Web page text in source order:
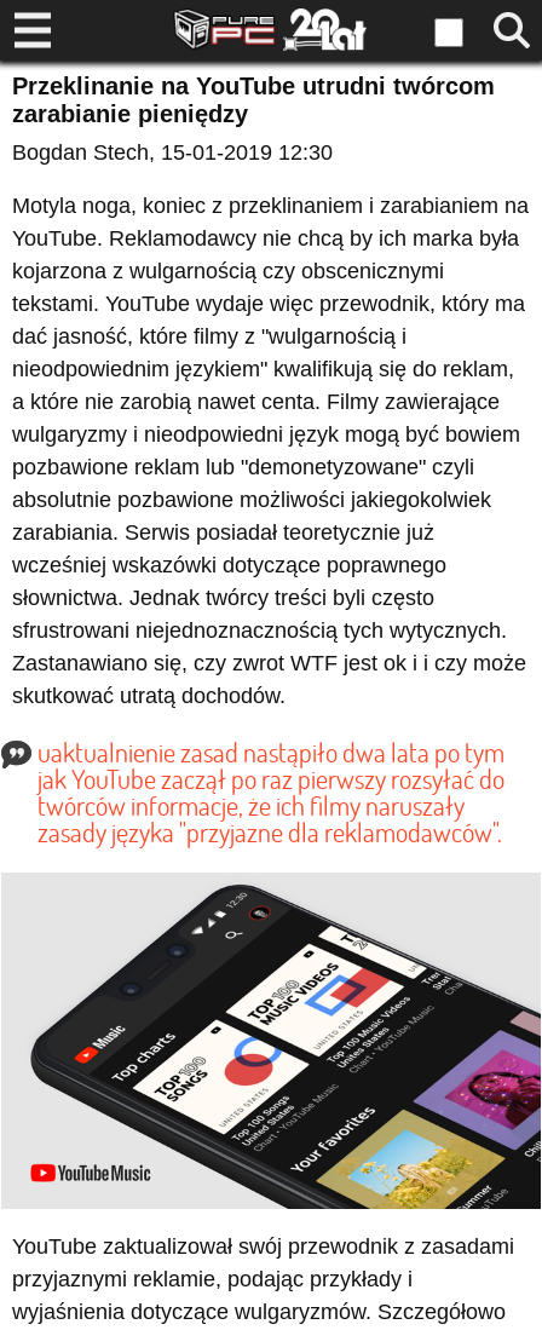
Przeklinanie na YouTube utrudni twórcom
zarabianie pieniędzy
Bogdan Stech, 15-01-2019 12:30
Motyla noga, koniec z przeklinaniem i zarabianiem na
YouTube. Reklamodawcy nie chcą by ich marka była
kojarzona z wulgarnością czy obscenicznymi
tekstami. YouTube wydaje więc przewodnik, który ma
dać jasność, które filmy z "wulgarnością i
nieodpowiednim językiem" kwalifikują się do reklam,
a które nie zarobią nawet centa. Filmy zawierające
wulgaryzmy i nieodpowiedni język mogą być bowiem
pozbawione reklam lub "demonetyzowane" czyli
absolutnie pozbawione możliwości jakiegokolwiek
zarabiania. Serwis posiadał teoretycznie już
wcześniej wskazówki dotyczące poprawnego
słownictwa. Jednak twórcy treści byli często
sfrustrowani niejednoznacznością tych wytycznych.
Zastanawiano się, czy zwrot WTF jest ok i i czy może
skutkować utratą dochodów.
uaktualnienie zasad nastąpiło dwa lata po tym
jak YouTube zaczął po raz pierwszy rozsyłać do
twórców informacje, że ich filmy naruszały
zasady języka "przyjazne dla reklamodawców".
YouTube zaktualizował swój przewodnik z zasadami
przyjaznymi reklamie, podając przykłady i
wyjaśnienia dotyczące wulgaryzmów. Szczegółowo